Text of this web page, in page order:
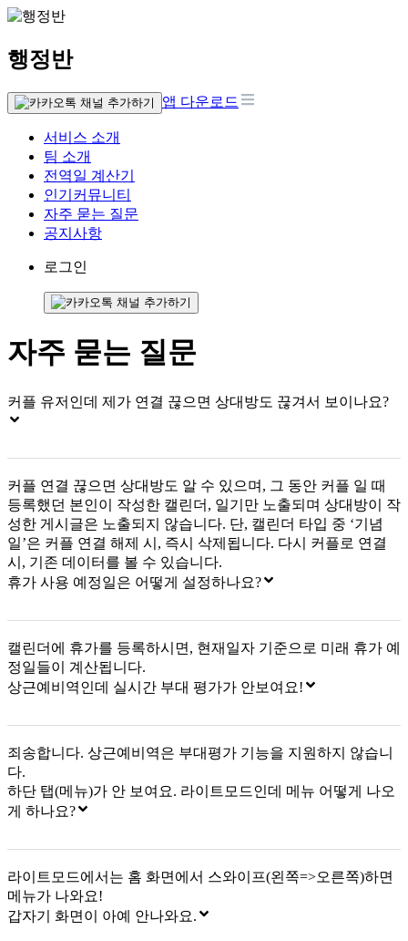
행정반
앱 다운로드
서비스 소개
팀 소개
전역일 계산기
인기커뮤니티
자주 묻는 질문
공지사항
로그인
자주 묻는 질문
커플 유저인데 제가 연결 끊으면 상대방도 끊겨서 보이나요?
커플 연결 끊으면 상대방도 알 수 있으며, 그 동안 커플 일 때
등록했던 본인이 작성한 캘린더, 일기만 노출되며 상대방이 작
성한 게시글은 노출되지 않습니다. 단, 캘린더 타입 중 ‘기념
일’은 커플 연결 해제 시, 즉시 삭제됩니다. 다시 커플로 연결
시, 기존 데이터를 볼 수 있습니다.
휴가 사용 예정일은 어떻게 설정하나요?
캘린더에 휴가를 등록하시면, 현재일자 기준으로 미래 휴가 예
정일들이 계산됩니다.
상근예비역인데 실시간 부대 평가가 안보여요!
죄송합니다. 상근예비역은 부대평가 기능을 지원하지 않습니
다.
하단 탭(메뉴)가 안 보여요. 라이트모드인데 메뉴 어떻게 나오
게 하나요?
라이트모드에서는 홈 화면에서 스와이프(왼쪽=>오른쪽)하면
메뉴가 나와요!
갑자기 화면이 아예 안나와요.